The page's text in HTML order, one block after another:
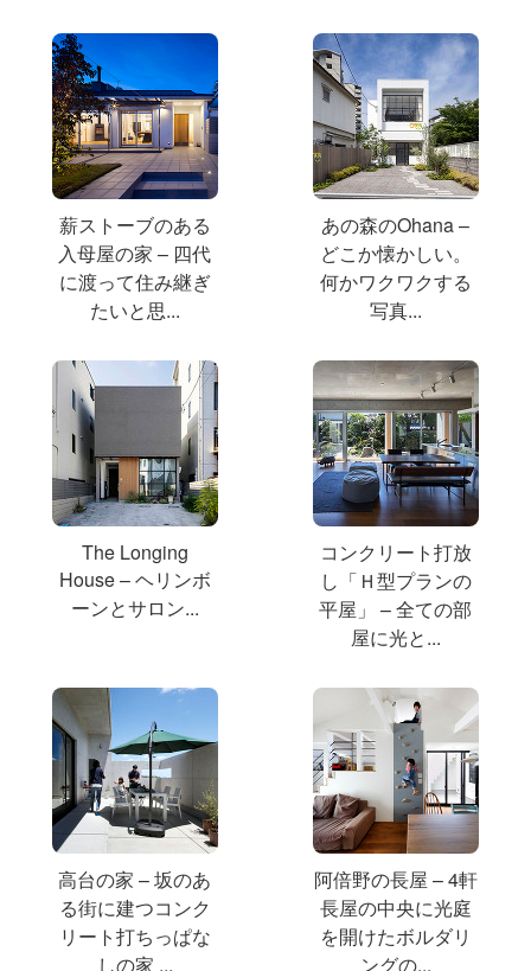
薪ストーブのある
入母屋の家 – 四代
に渡って住み継ぎ
たいと思...
あの森のOhana –
どこか懐かしい。
何かワクワクする
写真...
The Longing
House – ヘリンボ
ーンとサロン...
コンクリート打放
し「Ｈ型プランの
平屋」 – 全ての部
屋に光と...
高台の家 – 坂のあ
る街に建つコンク
リート打ちっぱな
しの家 ...
阿倍野の長屋 – 4軒
長屋の中央に光庭
を開けたボルダリ
ングの...